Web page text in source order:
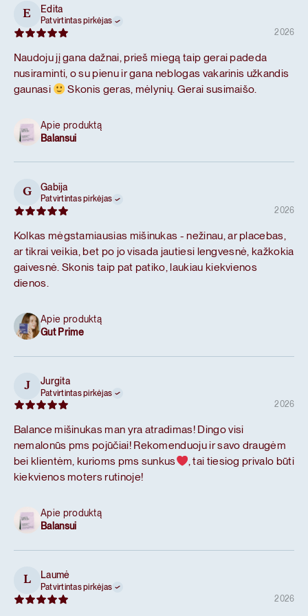
E Edita
Patvirtintas pirkėjas
2026
Naudoju jį gana dažnai, prieš miegą taip gerai padeda
nusiraminti, o su pienu ir gana neblogas vakarinis užkandis
gaunasi
Skonis geras, mėlynių. Gerai susimaišo.
Apie produktą
Balansui
G Gabija
Patvirtintas pirkėjas
2026
Kolkas mėgstamiausias mišinukas - nežinau, ar placebas,
ar tikrai veikia, bet po jo visada jautiesi lengvesnė, kažkokia
gaivesnė. Skonis taip pat patiko, laukiau kiekvienos
dienos.
Apie produktą
Gut Prime
J Jurgita
Patvirtintas pirkėjas
2026
Balance mišinukas man yra atradimas! Dingo visi
nemalonūs pms pojūčiai! Rekomenduoju ir savo draugėm
bei klientėm, kurioms pms sunkus
, tai tiesiog privalo būti
kiekvienos moters rutinoje!
Apie produktą
Balansui
L Laumė
Patvirtintas pirkėjas
2026